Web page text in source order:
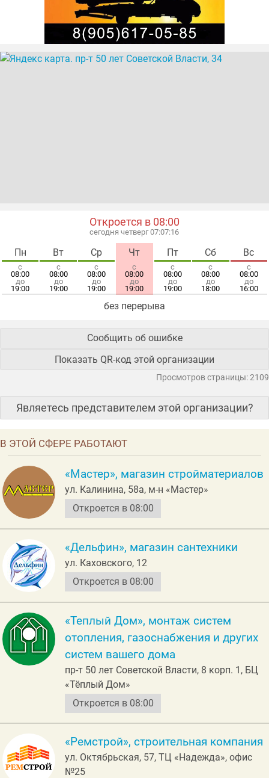
Откроется в 08:00
сегодня четверг 07:07:16
Пн
с
08:00
до
19:00
Вт
с
08:00
до
19:00
Ср
с
08:00
до
19:00
Чт
с
08:00
до
19:00
Пт
с
08:00
до
19:00
Сб
с
08:00
до
18:00
Вс
с
08:00
до
16:00
без перерыва
Сообщить об ошибке
Показать QR-код этой организации
Просмотров страницы: 2109
Являетесь представителем этой организации?
В ЭТОЙ СФЕРЕ РАБОТАЮТ
«Мастер», магазин стройматериалов
ул. Калинина, 58а, м-н «Мастер»
Откроется в 08:00
«Дельфин», магазин сантехники
ул. Каховского, 12
Откроется в 08:00
«Теплый Дом», монтаж систем
отопления, газоснабжения и других
систем вашего дома
пр-т 50 лет Советской Власти, 8 корп. 1, БЦ
«Тёплый Дом»
Откроется в 08:00
«Ремстрой», строительная компания
ул. Октябрьская, 57, ТЦ «Надежда», офис
№25